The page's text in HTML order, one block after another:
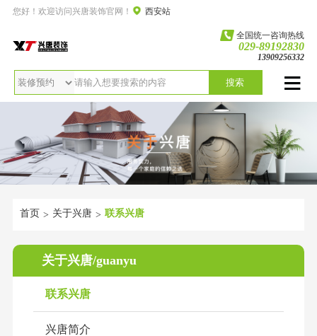
您好！欢迎访问兴唐装饰官网！ 西安站
全国统一咨询热线
029-89192830
13909256332
搜索
首页 > 关于兴唐 > 联系兴唐
关于兴唐/guanyu
联系兴唐
兴唐简介